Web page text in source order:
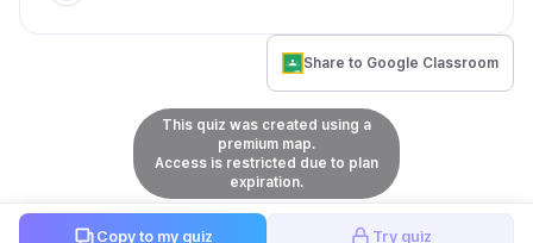
Share to Google Classroom
This quiz was created using a
premium map.
Access is restricted due to plan
expiration.
Copy to my quiz Try quiz